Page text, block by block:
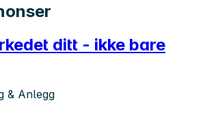
ditt - ikke bare
& Anlegg